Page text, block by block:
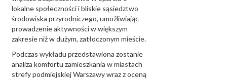
lokalne społeczności i bliskie sąsiedztwo
środowiska przyrodniczego, umożliwiając
prowadzenie aktywności w większym
zakresie niż w dużym, zatłoczonym mieście.
Podczas wykładu przedstawiona zostanie
analiza komfortu zamieszkania w miastach
strefy podmiejskiej Warszawy wraz z oceną